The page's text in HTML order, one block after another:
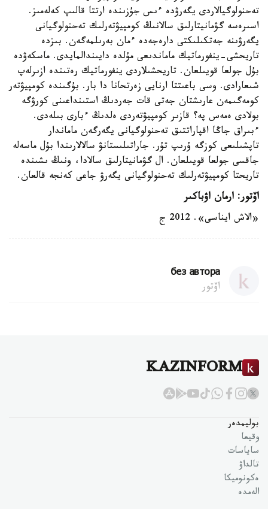
تەحنولوگيالاردى يگەرۋدە ءىس جۇزىندە ارتتا قالىپ كەلەمىز.
اسىرەسە گۋمانيتارلىق سالانىڭ كومپيۋتەرلىك تەحنولوگيانى
يگەرۋىنە جەتكىلىكتى دارەجەدە ءمان بەرىلمەگەن. بىزدە
تاريحشى-ينفورماتيك ماماندىعى مۇلدە دايىندالمايدى. ماسكەۋدە
بۇل جولعا قويىلعان. تاريحشىلاردى ينفورماتيك رەتىندە ازىرلەپ
شىعارادى. وسى باعىتتا ارنايى زەرتحانا دا بار. بۇگىندە كومپيۋتەر
كومەگىمەن عارىشتان جەتى قات جەردىڭ استىنداعىنى كورۋگە
بولادى ەمەس پە؟ قازىر كومپيۋتەردى ەلدىڭ ءبارى بىلەدى.
ءبىراق جاڭا اقپاراتتىق تەحنولوگيانى يگەرگەن ماماندار
تاپشىلىعى كوزگە ۇرىپ تۇر. جاراتىلىستانۋ سالالارىندا بۇل ماسەلە
جاقسى جولعا قويىلعان. ال گۋمانيتارلىق سالادا، ونىڭ ىشىندە
تاريحتا كومپيۋتەرلىك تەحنولوگيانى يگەرۋ جاعى كەنجە قالعان.
اۆتور: ارمان اۋباكىر
«الاش ايناسى». 2012 ج
без автора
اۆتور
KAZINFORM
بوليمدەر
وقيعا
ساياسات
تالداۋ
ەكونوميكا
الەمدە